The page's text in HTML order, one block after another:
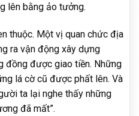
lên bằng ảo tưởng.
thuộc. Một vị quan chức địa
ra vận động xây dựng
đồng được giao tiền. Những
lá cờ cũ được phất lên. Và
ta lại nghe thấy những
đã mất”.